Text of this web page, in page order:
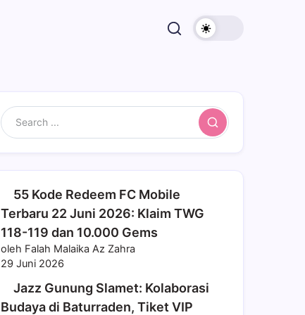
Search
55 Kode Redeem FC Mobile
Terbaru 22 Juni 2026: Klaim TWG
118-119 dan 10.000 Gems
oleh Falah Malaika Az Zahra
29 Juni 2026
Jazz Gunung Slamet: Kolaborasi
Budaya di Baturraden, Tiket VIP